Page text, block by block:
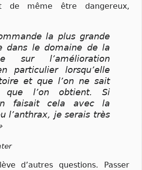
de même être dangereux,
la plus grande
dans le domaine de la
sur l’amélioration
particulier lorsqu’elle
et que l’on ne sait
que l’on obtient. Si
faisait cela avec la
l’anthrax, je serais très
d’autres questions. Passer